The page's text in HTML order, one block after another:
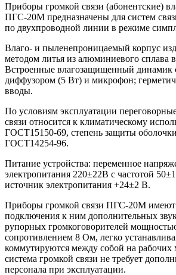
Приборы громкой связи (абонентские)
ПГС-20М предназначены для систем
по двухпроводной линии в режиме
Влаго- и пыленепроницаемый корпус
методом литья из алюминиевого сплава
Встроенные влагозащищенный динамик
диффузором (5 Вт) и микрофон;
вводы.
По условиям эксплуатации
связи относится к климатическому
ГОСТ15150-69, степень защиты
ГОСТ14254-96.
Питание устройства: переменное
электропитания 220±22В с частотой
источник электропитания +24±2 В.
Приборы громкой связи ПГС-20М имеют
подключения к ним дополнительных
рупорных громкоговорителей
сопротивлением 8 Ом, легко
коммутируются между собой на рабочих
система громкой связи не требует
персонала при эксплуатации.